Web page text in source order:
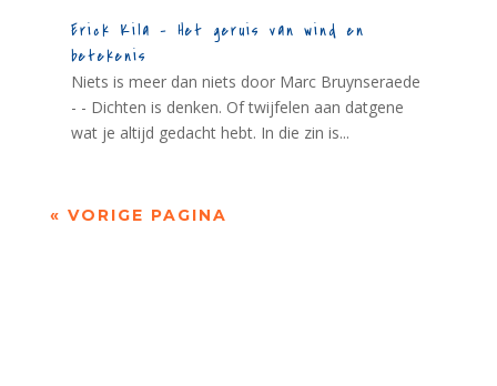
Erick Kila – Het geruis van wind en
betekenis
Niets is meer dan niets door Marc Bruynseraede
- - Dichten is denken. Of twijfelen aan datgene
wat je altijd gedacht hebt. In die zin is...
« VORIGE PAGINA